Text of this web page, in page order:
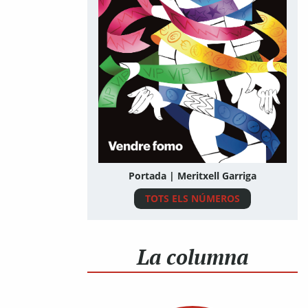
Portada | Meritxell Garriga
TOTS ELS NÚMEROS
La columna